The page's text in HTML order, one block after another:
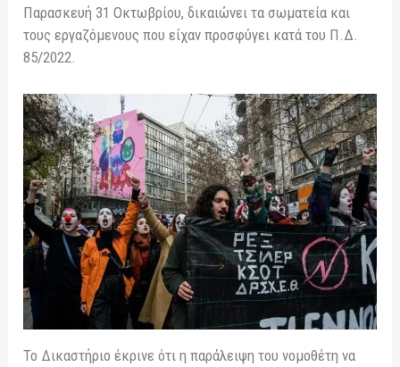
Παρασκευή 31 Οκτωβρίου, δικαιώνει τα σωματεία και
τους εργαζόμενους που είχαν προσφύγει κατά του Π.Δ.
85/2022.
Το Δικαστήριο έκρινε ότι η παράλειψη του νομοθέτη να